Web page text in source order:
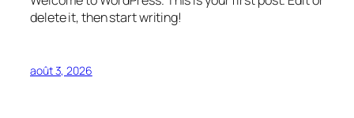
delete it, then start writing!
août 3, 2026